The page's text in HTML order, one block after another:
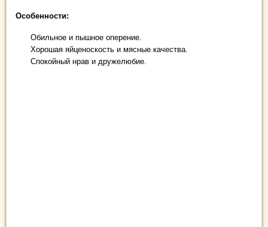
Особенности:
Обильное и пышное оперение.
Хорошая яйценоскость и мясные качества.
Спокойный нрав и дружелюбие.